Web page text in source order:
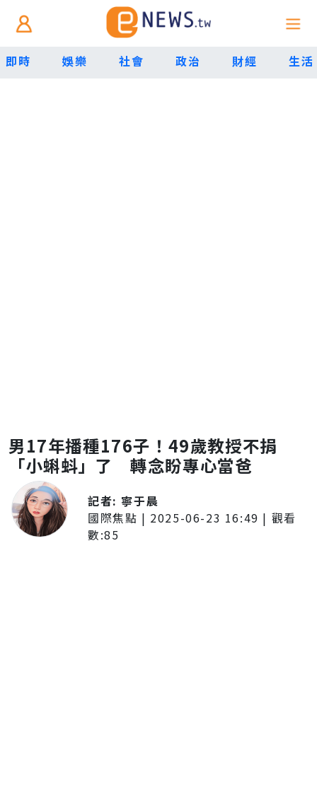
即時 娛樂 社會 政治 財經 生活
男17年播種176子！49歲教授不捐
「小蝌蚪」了 轉念盼專心當爸
記者: 寧于晨
國際焦點 | 2025-06-23 16:49 | 觀看
數:85